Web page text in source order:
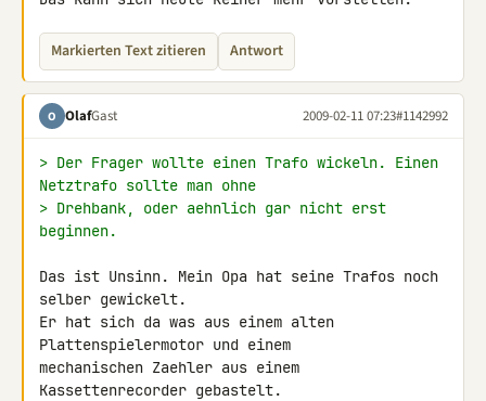
Markierten Text zitieren Antwort
O OlafGast 2009-02-11 07:23#1142992
> Der Frager wollte einen Trafo wickeln. Einen
Netztrafo sollte man ohne
> Drehbank, oder aehnlich gar nicht erst
beginnen.
Das ist Unsinn. Mein Opa hat seine Trafos noch
selber gewickelt.
Er hat sich da was aus einem alten
Plattenspielermotor und einem
mechanischen Zaehler aus einem
Kassettenrecorder gebastelt.